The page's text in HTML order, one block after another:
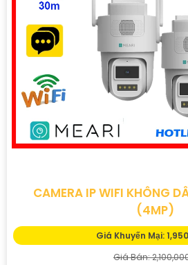
CAMERA IP WIFI KHÔNG
(4MP)
Giá Khuyến Mại:
Giá Bán: